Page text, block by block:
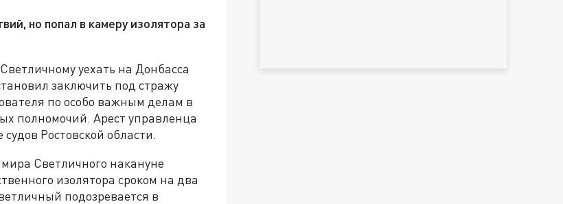
но попал в камеру изолятора за
уехать на Донбасса
заключить под стражу
по особо важным делам в
полномочий. Арест управленца
Ростовской области.
Светличного накануне
изолятора сроком на два
подозревается в